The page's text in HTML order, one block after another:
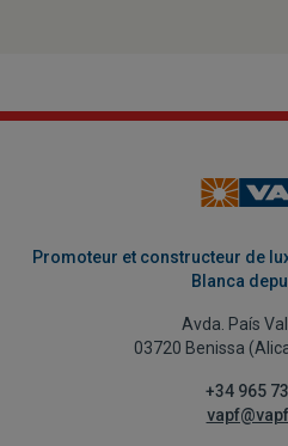
Promoteur et constructeur de
Blanca
Avda. País
03720 Benissa
+34 965